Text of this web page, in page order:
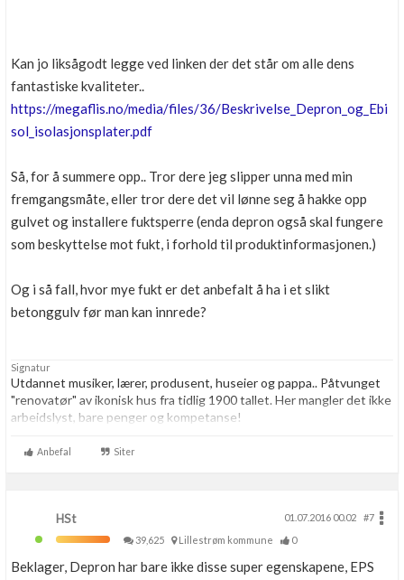
Kan jo liksågodt legge ved linken der det står om alle dens
fantastiske kvaliteter..
https://megaflis.no/media/files/36/Beskrivelse_Depron_og_Ebi
sol_isolasjonsplater.pdf
Så, for å summere opp.. Tror dere jeg slipper unna med min
fremgangsmåte, eller tror dere det vil lønne seg å hakke opp
gulvet og installere fuktsperre (enda depron også skal fungere
som beskyttelse mot fukt, i forhold til produktinformasjonen.)
Og i så fall, hvor mye fukt er det anbefalt å ha i et slikt
betonggulv før man kan innrede?
Signatur
Utdannet musiker, lærer, produsent, huseier og pappa.. Påtvunget
"renovatør" av ikonisk hus fra tidlig 1900 tallet. Her mangler det ikke
arbeidslyst, bare penger og kompetanse!
Anbefal Siter
HSt 01.07.2016 00.02
#7
39,625
Lillestrøm kommune 0
Beklager, Depron har bare ikke disse super egenskapene, EPS